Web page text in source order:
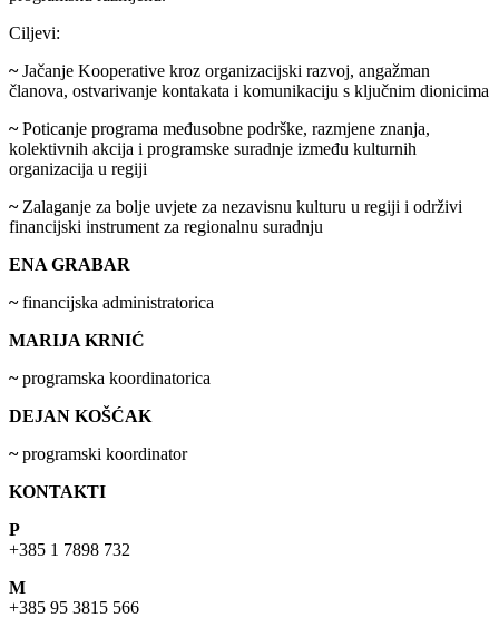
Ciljevi:
~Jačanje Kooperative kroz organizacijski razvoj, angažman
članova, ostvarivanje kontakata i komunikaciju s ključnim dionicima
~Poticanje programa međusobne podrške, razmjene znanja,
kolektivnih akcija i programske suradnje između kulturnih
organizacija u regiji
~Zalaganje za bolje uvjete za nezavisnu kulturu u regiji i održivi
financijski instrument za regionalnu suradnju
ENA GRABAR
~financijska administratorica
MARIJA KRNIĆ
~programska koordinatorica
DEJAN KOŠĆAK
~programski koordinator
KONTAKTI
P
+385 1 7898 732
M
+385 95 3815 566